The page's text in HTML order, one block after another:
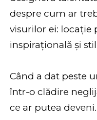
despre cum ar
visurilor ei: locație
inspirațională și
Când a dat peste
într-o clădire
ce ar putea deveni.